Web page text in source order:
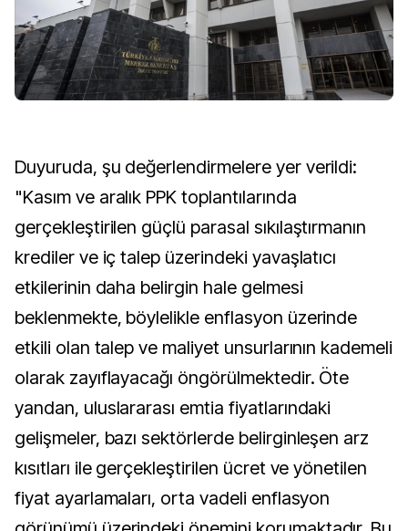
Duyuruda, şu değerlendirmelere yer verildi:
"Kasım ve aralık PPK toplantılarında
gerçekleştirilen güçlü parasal sıkılaştırmanın
krediler ve iç talep üzerindeki yavaşlatıcı
etkilerinin daha belirgin hale gelmesi
beklenmekte, böylelikle enflasyon üzerinde
etkili olan talep ve maliyet unsurlarının kademeli
olarak zayıflayacağı öngörülmektedir. Öte
yandan, uluslararası emtia fiyatlarındaki
gelişmeler, bazı sektörlerde belirginleşen arz
kısıtları ile gerçekleştirilen ücret ve yönetilen
fiyat ayarlamaları, orta vadeli enflasyon